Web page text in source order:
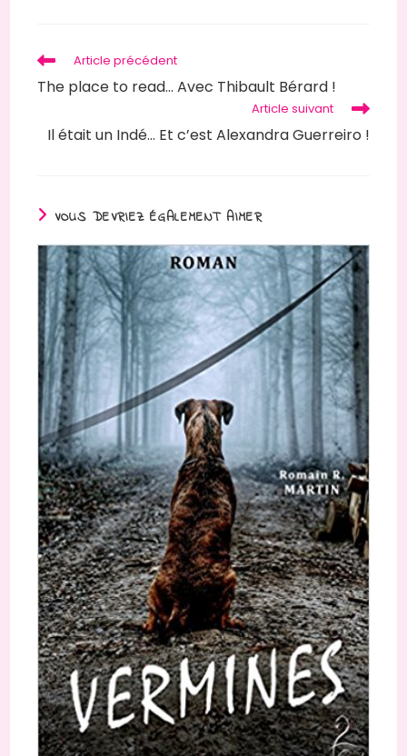
Article précédent
The place to read… Avec Thibault Bérard !
Article suivant
Il était un Indé… Et c’est Alexandra Guerreiro !
VOUS DEVRIEZ ÉGALEMENT AIMER